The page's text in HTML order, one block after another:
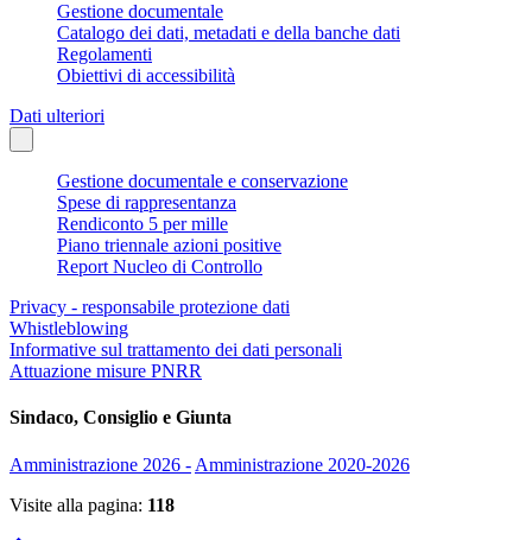
Gestione documentale
Catalogo dei dati, metadati e della banche dati
Regolamenti
Obiettivi di accessibilità
Dati ulteriori
Gestione documentale e conservazione
Spese di rappresentanza
Rendiconto 5 per mille
Piano triennale azioni positive
Report Nucleo di Controllo
Privacy - responsabile protezione dati
Whistleblowing
Informative sul trattamento dei dati personali
Attuazione misure PNRR
Sindaco, Consiglio e Giunta
Amministrazione 2026 - Amministrazione 2020-2026
Visite alla pagina: 118